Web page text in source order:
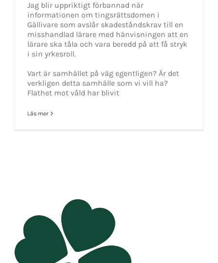
Jag blir uppriktigt förbannad när
informationen om tingsrättsdomen i
Gällivare som avslår skadeståndskrav till en
misshandlad lärare med hänvisningen att en
lärare ska tåla och vara beredd på att få stryk
i sin yrkesroll.
Vart är samhället på väg egentligen? Är det
verkligen detta samhälle som vi vill ha?
Flathet mot våld har blivit
Läs mer